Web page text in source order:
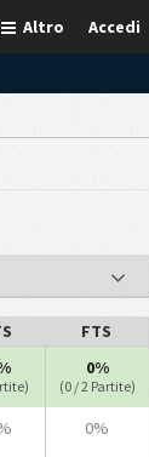
Accedi
Altro
FTS
0%
(0 / 2 Partite)
0%